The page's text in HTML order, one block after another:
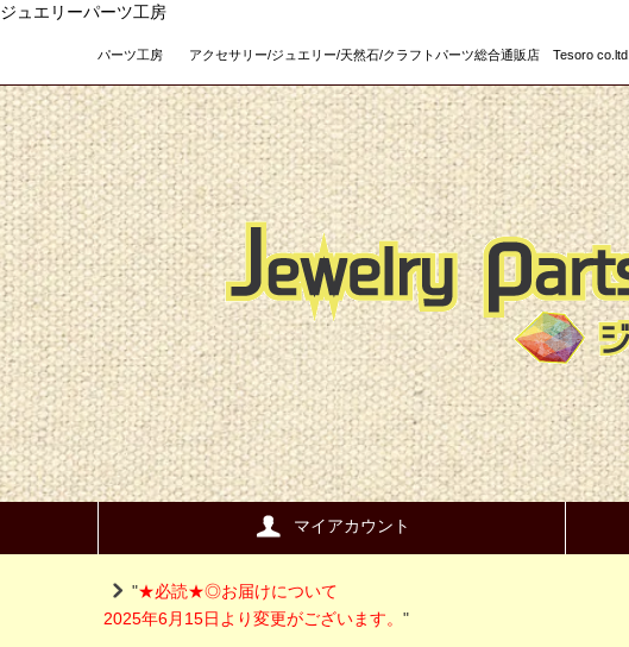
ジュエリーパーツ工房
パーツ工房 アクセサリー/ジュエリー/天然石/クラフトパーツ総合通販店 Tesoro co.ltd.
マイアカウント
"★必読★◎お届けについて
2025年6月15日より変更がございます。 "